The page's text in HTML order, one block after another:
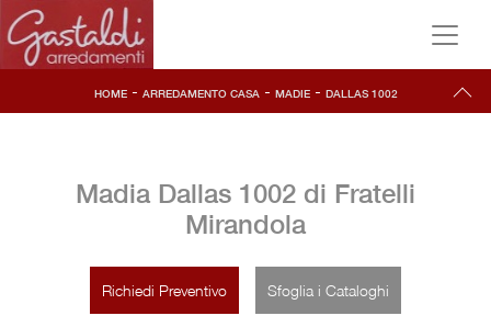
HOME- ARREDAMENTO CASA- MADIE - DALLAS 1002
Madia Dallas 1002 di Fratelli
Mirandola
Richiedi Preventivo Sfoglia i Cataloghi